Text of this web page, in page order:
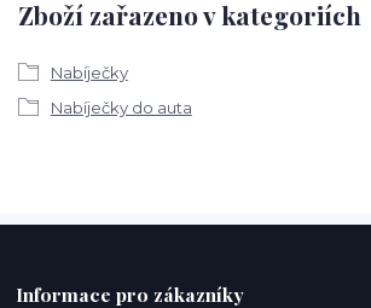
Zboží zařazeno v kategoriích
Nabíječky
Nabíječky do auta
Informace pro zákazníky